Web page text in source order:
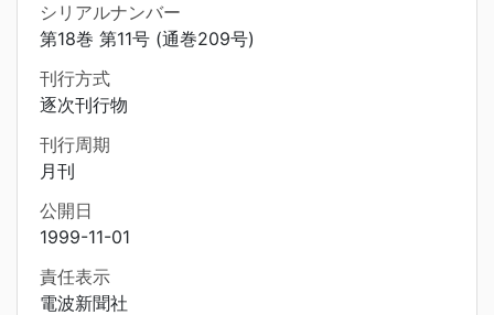
シリアルナンバー
第18巻 第11号 (通巻209号)
刊行方式
逐次刊行物
刊行周期
月刊
公開日
1999-11-01
責任表示
電波新聞社